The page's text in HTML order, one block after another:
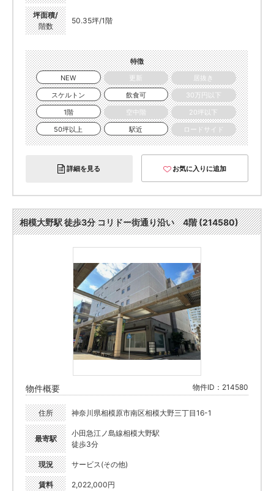
坪面積/
階数
50.35坪/1階
特徴
NEW
更新
居抜き
スケルトン
飲食可
30万円以下
1階
空中階
20坪以下
50坪以上
駅近 ロードサイド
詳細を見る お気に入りに追加
相模大野駅 徒歩3分 コリドー街通り沿い 4階 (214580)
物件概要 物件ID：214580
住所 神奈川県相模原市南区相模大野三丁目16-1
最寄駅
小田急江ノ島線相模大野駅
徒歩3分
現況 サービス(その他)
賃料 2,022,000円